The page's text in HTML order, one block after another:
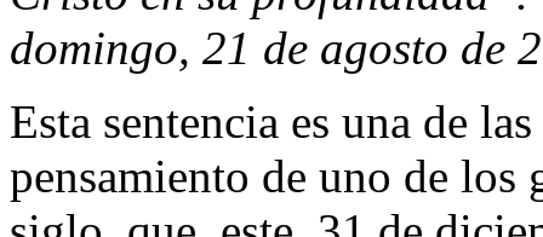
domingo, 21 de agosto de
Esta sentencia es una de
pensamiento de uno de los